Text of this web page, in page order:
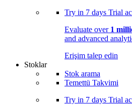
Try in 7 days Trial
Evaluate over 1
and advanced
Erişim talep edin
Stoklar
Stok arama
Temettü Takvimi
Try in 7 days Trial